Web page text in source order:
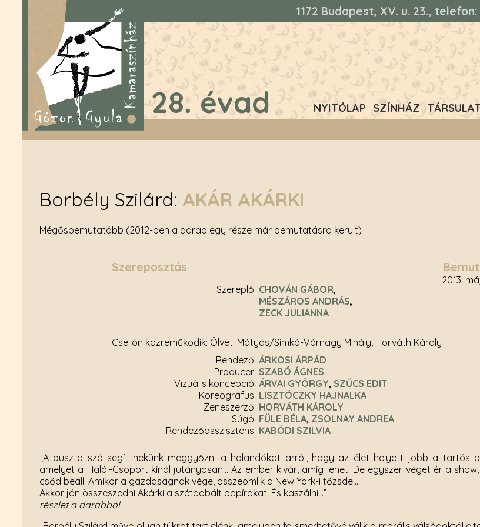
28. évad
1172 Budapest, XV. u. 23.,
NYITÓLAP SZÍNHÁZ
Borbély Szilárd AKÁR AKÁRKI
Mégősbemutatóbb (2012-ben a darab egy része már bemutatásra került)
2013.
Szereposztás
Szereplő CHOVÁN GÁBOR
MÉSZÁROS ANDRÁS
ZECK JULIANNA
Csellón közreműködik: Ölveti Mátyás/Simkó-Várnagy Mihály, Horváth Károly
rendező ÁRKOSI ÁRPÁD
producer SZABÓ ÁGNES
vizuális koncepció ÁRVAI GYÖRGY SZŰCS EDIT
koreográfus LISZTÓCZKY HAJNALKA
zeneszerző HORVÁTH KÁROLY
súgó FÜLE BÉLA ZSOLNAY ANDREA
rendezőasszisztens KABÓDI SZILVIA
„A puszta szó segít nekünk meggyőzni a halandókat arról, hogy az élet helyett jobb a tartós
amelyet a Halál-Csoport kínál jutányosan… Az ember kivár, amíg lehet. De egyszer véget ér a
csőd beáll. Amikor a gazdaságnak vége, összeomlik a New York-i tőzsde…
Akkor jön összeszedni Akárki a szétdobált papírokat. És kaszálni…”
részlet a darabból